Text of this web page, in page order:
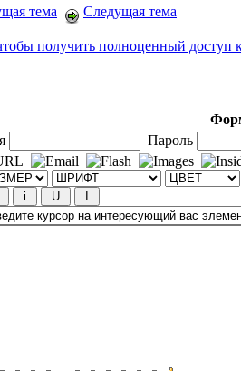
тема Следущая тема
получить полноценный доступ
Пароль